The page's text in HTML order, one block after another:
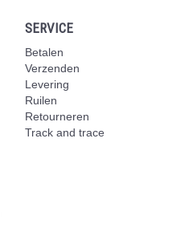
SERVICE
Betalen
Verzenden
Levering
Ruilen
Retourneren
Track and trace